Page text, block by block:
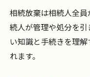
相続放棄は相続人全
続人が管理や処分を
い知識と手続きを理
れます。